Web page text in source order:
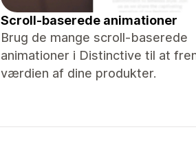
Scroll-baserede animationer
Brug de mange scroll-baserede
animationer i Distinctive til at
værdien af ​​dine produkter.